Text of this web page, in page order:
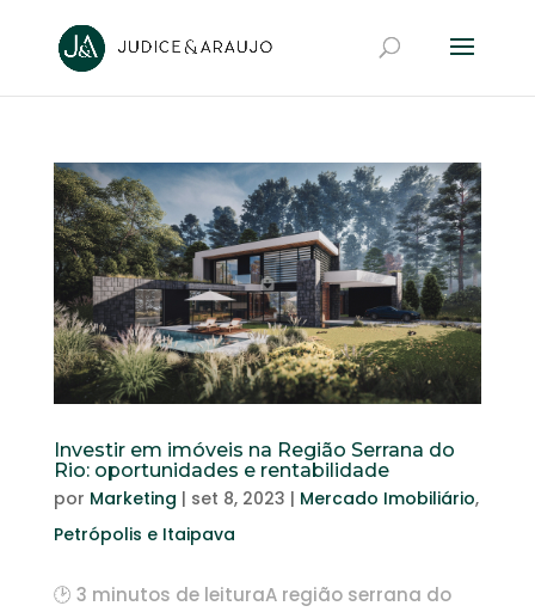
Investir em imóveis na Região Serrana do
Rio: oportunidades e rentabilidade
por Marketing | set 8, 2023 | Mercado Imobiliário,
Petrópolis e Itaipava
🕑 3 minutos de leituraA região serrana do